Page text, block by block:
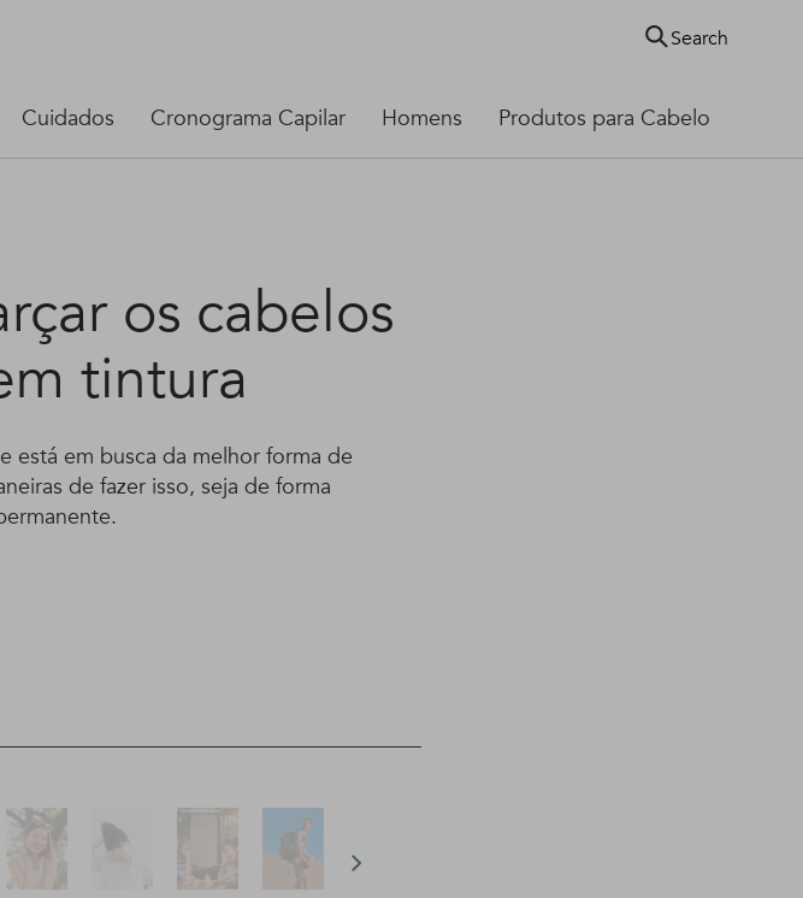
Cuidados Cronograma Capilar Homens Produtos para Cabelo
Search
os cabelos
tintura
está em busca da melhor forma de
de fazer isso, seja de forma